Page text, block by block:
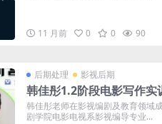
11 月前 0 0 90
后期处理 影视后期
韩佳彤1.2阶段电影写作实
韩佳彤老师在影视编剧及教育领域
剧学院电影电视系影视编导专业...